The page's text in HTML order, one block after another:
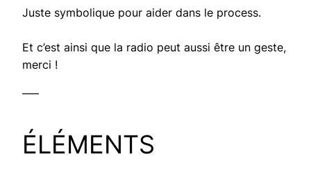
Juste symbolique pour aider dans le process.
Et c’est ainsi que la radio peut aussi être un geste,
merci !
—–
ÉLÉMENTS